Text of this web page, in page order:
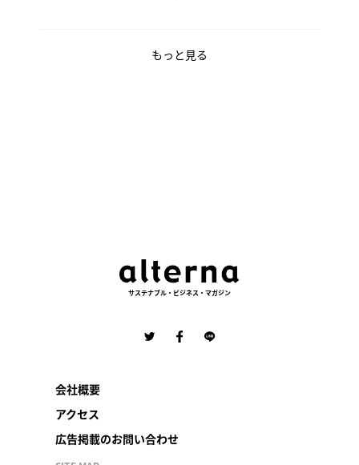
もっと見る
サステナブル・ビジネス・マガジン
会社概要
アクセス
広告掲載のお問い合わせ